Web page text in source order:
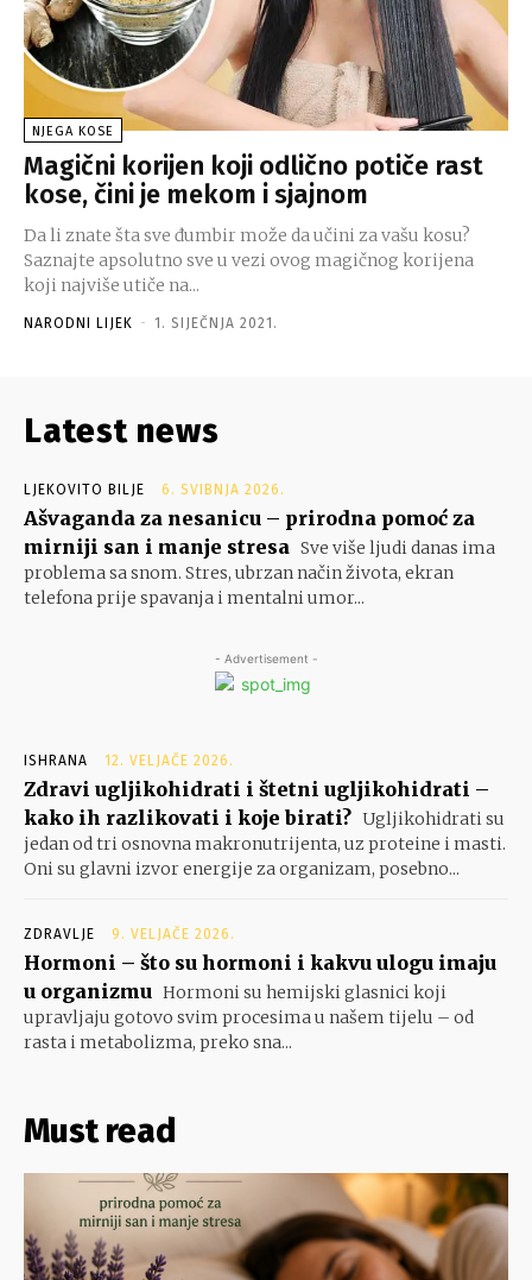
NJEGA KOSE
Magični korijen koji odlično potiče rast
kose, čini je mekom i sjajnom
Da li znate šta sve đumbir može da učini za vašu kosu?
Saznajte apsolutno sve u vezi ovog magičnog korijena
koji najviše utiče na...
NARODNI LIJEK - 1. SIJEČNJA 2021.
Latest news
LJEKOVITO BILJE 6. SVIBNJA 2026.
Ašvaganda za nesanicu – prirodna pomoć za
mirniji san i manje stresa Sve više ljudi danas ima
problema sa snom. Stres, ubrzan način života, ekran
telefona prije spavanja i mentalni umor...
- Advertisement -
ISHRANA 12. VELJAČE 2026.
Zdravi ugljikohidrati i štetni ugljikohidrati –
kako ih razlikovati i koje birati? Ugljikohidrati su
jedan od tri osnovna makronutrijenta, uz proteine i masti.
Oni su glavni izvor energije za organizam, posebno...
ZDRAVLJE 9. VELJAČE 2026.
Hormoni – što su hormoni i kakvu ulogu imaju
u organizmu Hormoni su hemijski glasnici koji
upravljaju gotovo svim procesima u našem tijelu – od
rasta i metabolizma, preko sna...
Must read